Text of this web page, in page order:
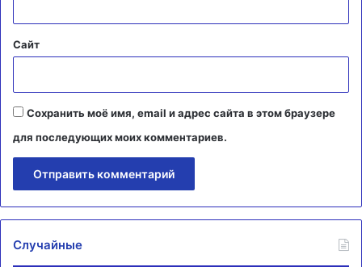
Сайт
Сохранить моё имя, email и адрес сайта в этом браузере
для последующих моих комментариев.
Случайные